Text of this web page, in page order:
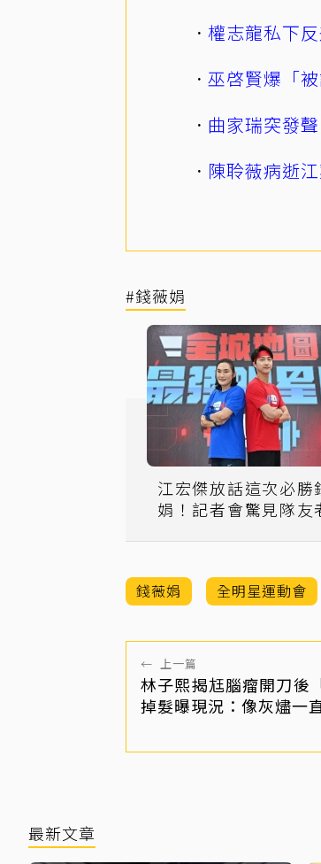
權志龍私下
巫啓賢爆「
曲家瑞突發
陳聆薇病逝
#錢薇娟
江宏傑放話這次必勝
娟！記者會驚見隊友
錢薇娟 全明星運動會
← 上一篇
林子熙揭尪腦瘤開刀後
掉髮曝現況：像灰燼一
最新文章